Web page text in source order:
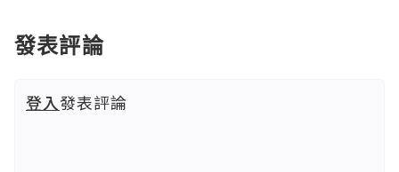
發表評論
登入發表評論